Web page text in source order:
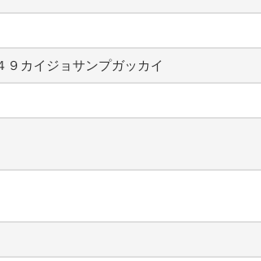
カイジョサンプガッカイ